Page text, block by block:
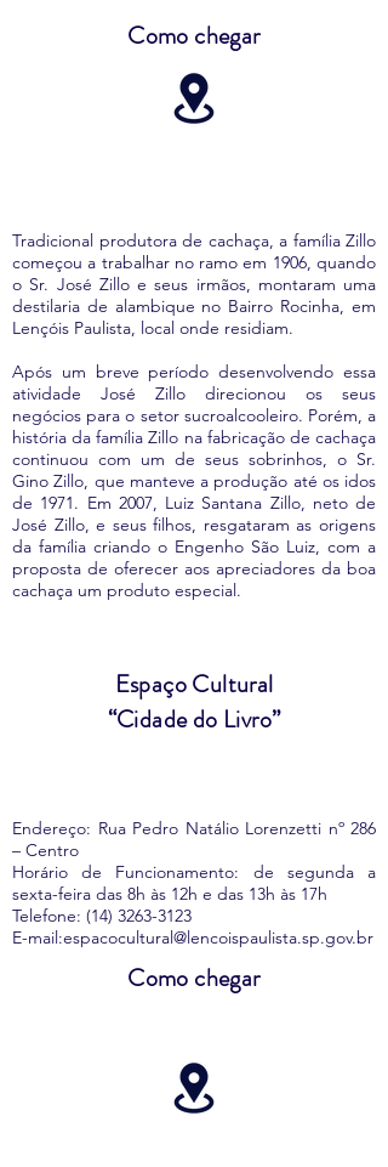
Como chegar
Tradicional produtora de cachaça, a família Zillo
começou a trabalhar no ramo em 1906, quando
o Sr. José Zillo e seus irmãos, montaram uma
destilaria de alambique no Bairro Rocinha, em
Lençóis Paulista, local onde residiam.
Após um breve período desenvolvendo essa
atividade José Zillo direcionou os seus
negócios para o setor sucroalcooleiro. Porém, a
história da família Zillo na fabricação de cachaça
continuou com um de seus sobrinhos, o Sr.
Gino Zillo, que manteve a produção até os idos
de 1971. Em 2007, Luiz Santana Zillo, neto de
José Zillo, e seus filhos, resgataram as origens
da família criando o Engenho São Luiz, com a
proposta de oferecer aos apreciadores da boa
cachaça um produto especial.
Espaço Cultural
“Cidade do Livro”
Endereço: Rua Pedro Natálio Lorenzetti nº 286
– Centro
Horário de Funcionamento: de segunda a
sexta-feira das 8h às 12h e das 13h às 17h
Telefone: (14) 3263-3123
E-mail:espacocultural@lencoispaulista.sp.gov.br
Como chegar